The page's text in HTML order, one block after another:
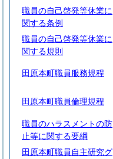
職員の自己啓発等休業に
関する条例
職員の自己啓発等休業に
関する規則
田原本町職員服務規程
田原本町職員倫理規程
職員のハラスメントの防
止等に関する要綱
田原本町職員自主研究グ